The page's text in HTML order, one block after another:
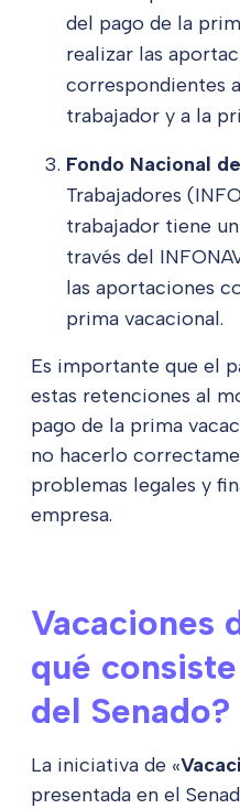
del pago de la
realizar las
correspondientes
trabajador y a la
Fondo Nacional
Trabajadores
trabajador tiene
través del
las aportaciones
prima vacacional.
Es importante que el
estas retenciones al
pago de la prima
no hacerlo
problemas legales y
empresa.
Vacaciones
qué
del Senado?
La iniciativa de «
presentada en el